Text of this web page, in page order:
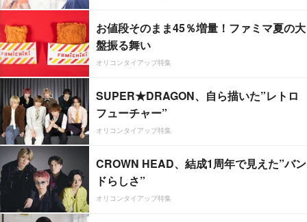
お値段そのまま45％増量！ファミマ夏の大
盤振る舞い
オリコンタイアップ特集
SUPER★DRAGON、自ら描いた”レトロ
フューチャー”
オリコンタイアップ特集
CROWN HEAD、結成1周年で見えた”バン
ドらしさ”
オリコンタイアップ特集